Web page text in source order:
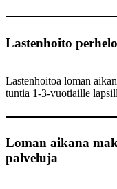
Lastenhoito
Lastenhoitoa loman
tuntia 1-3-vuotiaille
Loman aikana
palveluja